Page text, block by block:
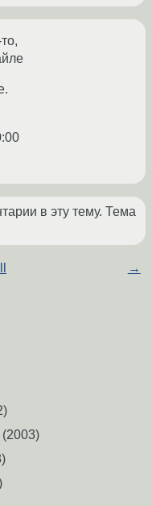
в эту тему. Тема
→
(2003)